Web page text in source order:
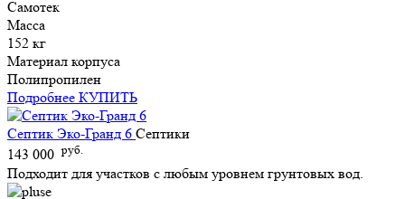
Самотек
Масса
152 кг
Материал корпуса
Полипропилен
Подробнее КУПИТЬ
Септик Эко-Гранд 6 Септики
143 000 руб.
Подходит для участков с любым уровнем грунтовых вод.